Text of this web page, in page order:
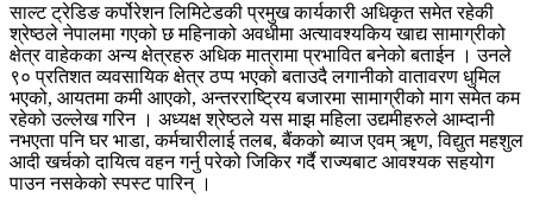
साल्ट ट्रेडिङ कर्पोरेशन लिमिटेडकी प्रमुख कार्यकारी अधिकृत समेत रहेकी
श्रेष्ठले नेपालमा गएको छ महिनाको अवधीमा अत्यावश्यकिय खाद्य सामाग्रीको
क्षेत्र वाहेकका अन्य क्षेत्रहरु अधिक मात्रामा प्रभावित बनेको बताईन । उनले
९० प्रतिशत व्यवसायिक क्षेत्र ठप्प भएको बताउदै लगानीको वातावरण धुमिल
भएको, आयतमा कमी आएको, अन्तरराष्ट्रिय बजारमा सामाग्रीको माग समेत कम
रहेको उल्लेख गरिन । अध्यक्ष श्रेष्ठले यस माझ महिला उद्यमीहरुले आम्दानी
नभएता पनि घर भाडा, कर्मचारीलाई तलब, बैंकको ब्याज एवम् ॠण, विद्युत महशुल
आदी खर्चको दायित्व वहन गर्नु परेको जिकिर गर्दै राज्यबाट आवश्यक सहयोग
पाउन नसकेको स्पस्ट पारिन् ।